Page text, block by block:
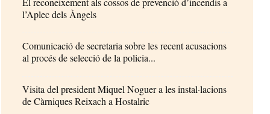
l’Aplec dels Àngels
Comunicació de secretaria sobre les recent acusacions
al procés de selecció de la policia...
Visita del president Miquel Noguer a les instal·lacions
de Càrniques Reixach a Hostalric